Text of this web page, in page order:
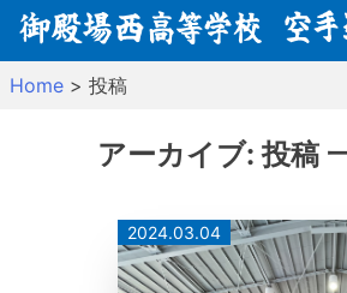
Skip
Home > 投稿
アーカイブ:投稿
2024.03.04